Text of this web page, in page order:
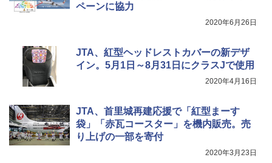
通気窓付き】収納袋付き UVカット 防水 防災
コンパクト iimono117 (ブルー)
ペーンに協力
2020年6月26日
JTA、紅型ヘッドレストカバーの新デザ
イン。5月1日～8月31日にクラスJで使用
2020年4月16日
JTA、首里城再建応援で「紅型まーす
袋」「赤瓦コースター」を機内販売。売
り上げの一部を寄付
2020年3月23日